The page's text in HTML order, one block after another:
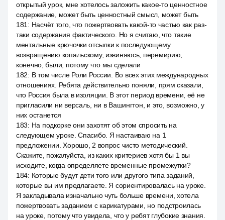
открытый урок, мне хотелось заложить какое-то ценностное
содержание, может быть ценностный смысл, может быть
181 : Насчёт того, что пожертвовать какой-то частью как раз-
таки содержания фактического. Но я считаю, что такие
ментальные крючочки отсылки к последующему
возвращению копальскому, извиняюсь, перемирию,
конечно, были, потому что мы сделали
182: В том числе Роли России. Во всех этих международных
отношениях. Ребята действительно поняли, прям сказали,
что Россия была в изоляции. В этот период времени, её не
пригласили ни версаль, ни в Вашингтон, и это, возможно, у
них останется
183: На подкорке они захотят об этом спросить на
следующем уроке. Спасибо. Я настаиваю на 1
предложении. Хорошо, 2 вопрос чисто методический.
Скажите, пожалуйста, из каких критериев хотя бы 1 вы
исходите, когда определяете временные промежутки?
184: Которые будут дети того или другого типа заданий,
которые вы им предлагаете. Я сориентировалась на уроке.
Я закладывала изначально чуть больше времени, хотела
пожертвовать заданием с карикатурами, но подстроилась
на уроке, потому что увидела, что у ребят глубокие знания.